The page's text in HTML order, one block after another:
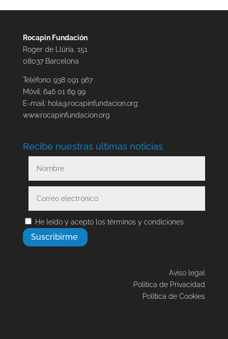
Rocapin Fundación
Roger de Llúria, 151
08037 Barcelona
Teléfono: 938 091 967
Móvil: 646 01 69 99
E-mail: hola@rocapinfundacion.org
www.rocapinfundacion.org
Recibe nuestras últimas noticias
He leído y acepto los términos y condiciones
Aviso legal
Política de Privacidad
Política de Cookies